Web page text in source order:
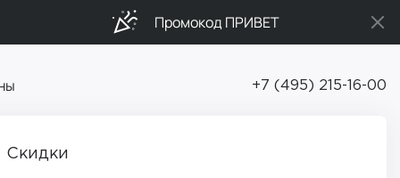
Промокод ПРИВЕТ
+7 (495) 215-16-00
Скидки